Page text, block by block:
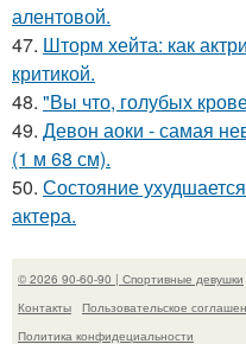
алентовой.
47. Шторм хейта: как
критикой.
48. "Вы что, голубых
49. Девон аоки - самая
(1 м 68 см).
50. Состояние
актера.
© 2026 90-60-90 | Спортивные девушки
Контакты
Пользовательское
Политика конфидециальности